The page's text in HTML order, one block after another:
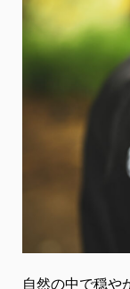
自然の中で穏